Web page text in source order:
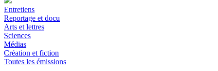
Entretiens
Reportage et docu
Arts et lettres
Sciences
Médias
Création et fiction
Toutes les émissions